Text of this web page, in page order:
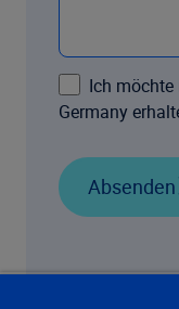
Ich
Germany
Absenden